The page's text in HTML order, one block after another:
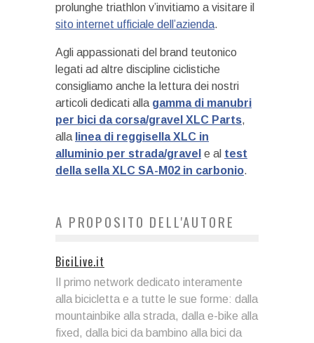
prolunghe triathlon v’invitiamo a visitare il
sito internet ufficiale dell’azienda.
Agli appassionati del brand teutonico
legati ad altre discipline ciclistiche
consigliamo anche la lettura dei nostri
articoli dedicati alla gamma di manubri
per bici da corsa/gravel XLC Parts,
alla linea di reggisella XLC in
alluminio per strada/gravel e al test
della sella XLC SA-M02 in carbonio.
A PROPOSITO DELL'AUTORE
BiciLive.it
Il primo network dedicato interamente
alla bicicletta e a tutte le sue forme: dalla
mountainbike alla strada, dalla e-bike alla
fixed, dalla bici da bambino alla bici da